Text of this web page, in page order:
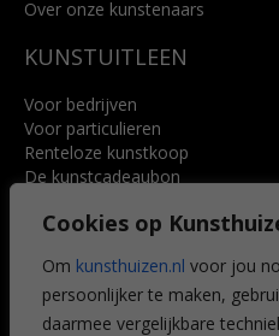
Cookies op
Om kunsthuizen.nl voor jou
persoonlijker te maken,
daarmee vergelijkbare
Over onze kunstenaars
KUNSTUITLEEN
Voor bedrijven
Voor particulieren
Renteloze kunstkoop
De kunstcadeaubon
Voordelen
Veelgestelde vragen
CONTACT